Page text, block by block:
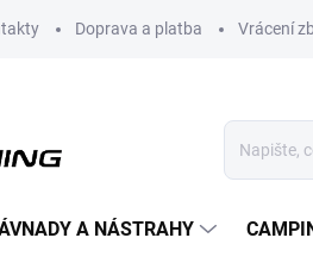
Doprava a platba Vrácení
A NÁSTRAHY